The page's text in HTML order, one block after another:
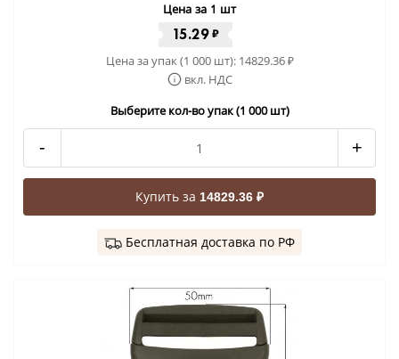
Цена за 1 шт
15.29 ₽
Цена за упак (1 000 шт): 14829.36₽
вкл. НДС
Выберите кол-во упак (1 000 шт)
- +
Купить за 14829.36 ₽
Бесплатная доставка по РФ